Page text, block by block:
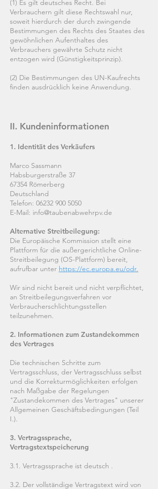
(1) Es gilt deutsches Recht. Bei
Verbrauchern gilt diese Rechtswahl nur,
soweit hierdurch der durch zwingende
Bestimmungen des Rechts des Staates des
gewöhnlichen Aufenthaltes des
Verbrauchers gewährte Schutz nicht
entzogen wird (Günstigkeitsprinzip).
(2) Die Bestimmungen des UN-Kaufrechts
finden ausdrücklich keine Anwendung.
II. Kundeninformationen
1. Identität des Verkäufers
Marco Sassmann
Habsburgerstraße 37
67354 Römerberg
Deutschland
Telefon: 06232 900 5050
E-Mail: info@taubenabwehrpv.de
Alternative Streitbeilegung:
Die Europäische Kommission stellt eine
Plattform für die außergerichtliche Online-
Streitbeilegung (OS-Plattform) bereit,
aufrufbar unter https://ec.europa.eu/odr.
Wir sind nicht bereit und nicht verpflichtet,
an Streitbeilegungsverfahren vor
Verbraucherschlichtungsstellen
teilzunehmen.
2. Informationen zum Zustandekommen
des Vertrages
Die technischen Schritte zum
Vertragsschluss, der Vertragsschluss selbst
und die Korrekturmöglichkeiten erfolgen
nach Maßgabe der Regelungen
"Zustandekommen des Vertrages" unserer
Allgemeinen Geschäftsbedingungen (Teil
I.).
3. Vertragssprache,
Vertragstextspeicherung
3.1. Vertragssprache ist deutsch .
3.2. Der vollständige Vertragstext wird von